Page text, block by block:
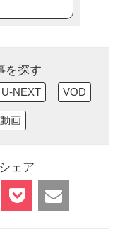
を探す
U-NEXT VOD
動画
ェア